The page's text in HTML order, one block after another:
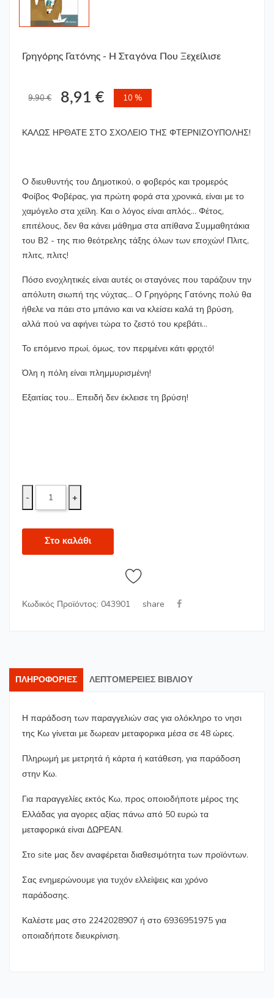
Γρηγόρης Γατόνης - Η Σταγόνα Που Ξεχείλισε
9,90 € 8,91 € 10 %
ΚΑΛΩΣ ΗΡΘΑΤΕ ΣΤΟ ΣΧΟΛΕΙΟ ΤΗΣ ΦΤΕΡΝΙΖΟΥΠΟΛΗΣ!
Ο διευθυντής του Δημοτικού, ο φοβερός και τρομερός
Φοίβος Φοβέρας, για πρώτη φορά στα χρονικά, είναι με το
χαμόγελο στα χείλη. Και ο λόγος είναι απλός… Φέτος,
επιτέλους, δεν θα κάνει μάθημα στα απίθανα Συμμαθητάκια
του Β2 - της πιο θεότρελης τάξης όλων των εποχών! Πλιτς,
πλιτς, πλιτς!
Πόσο ενοχλητικές είναι αυτές οι σταγόνες που ταράζουν την
απόλυτη σιωπή της νύχτας… Ο Γρηγόρης Γατόνης πολύ θα
ήθελε να πάει στο μπάνιο και να κλείσει καλά τη βρύση,
αλλά πού να αφήνει τώρα το ζεστό του κρεβάτι…
Το επόμενο πρωί, όμως, τον περιμένει κάτι φριχτό!
Όλη η πόλη είναι πλημμυρισμένη!
Εξαιτίας του… Επειδή δεν έκλεισε τη βρύση!
- +
Στο καλάθι
Κωδικός Προϊόντος: 043901 share
ΠΛΗΡΟΦΟΡΊΕΣ ΛΕΠΤΟΜΈΡΕΙΕΣ ΒΙΒΛΊΟΥ
Η παράδοση των παραγγελιών σας για ολόκληρο το νησι
της Κω γίνεται με δωρεαν μεταφορικα μέσα σε 48 ώρες.
Πληρωμή με μετρητά ή κάρτα ή κατάθεση, για παράδοση
στην Κω.
Για παραγγελίες εκτός Κω, προς οποιοδήποτε μέρος της
Ελλάδας για αγορες αξίας πάνω από 50 ευρώ τα
μεταφορικά είναι ΔΩΡΕΑΝ.
Στο site μας δεν αναφέρεται διαθεσιμότητα των προϊόντων.
Σας ενημερώνουμε για τυχόν ελλείψεις και χρόνο
παράδοσης.
Καλέστε μας στο 2242028907 ή στο 6936951975 για
οποιαδήποτε διευκρίνιση.